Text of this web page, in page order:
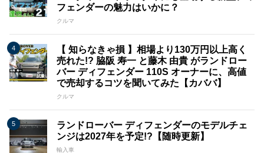
フェンダーの魅力はいかに？
クルマ
【 知らなきゃ損 】相場より130万円以上高く
売れた!? 脇阪 寿一 と藤木 由貴 がランドロー
バー ディフェンダー 110S オーナーに、高値
で売却するコツを聞いてみた【カババ】
クルマ
ランドローバー ディフェンダーのモデルチェ
ンジは2027年を予定!?【随時更新】
輸入車